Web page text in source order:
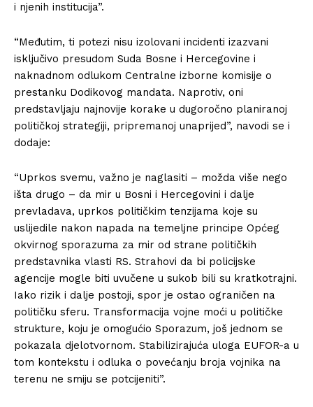
i njenih institucija”.
“Međutim, ti potezi nisu izolovani incidenti izazvani
isključivo presudom Suda Bosne i Hercegovine i
naknadnom odlukom Centralne izborne komisije o
prestanku Dodikovog mandata. Naprotiv, oni
predstavljaju najnovije korake u dugoročno planiranoj
političkoj strategiji, pripremanoj unaprijed”, navodi se i
dodaje:
“Uprkos svemu, važno je naglasiti – možda više nego
išta drugo – da mir u Bosni i Hercegovini i dalje
prevladava, uprkos političkim tenzijama koje su
uslijedile nakon napada na temeljne principe Općeg
okvirnog sporazuma za mir od strane političkih
predstavnika vlasti RS. Strahovi da bi policijske
agencije mogle biti uvučene u sukob bili su kratkotrajni.
Iako rizik i dalje postoji, spor je ostao ograničen na
političku sferu. Transformacija vojne moći u političke
strukture, koju je omogućio Sporazum, još jednom se
pokazala djelotvornom. Stabilizirajuća uloga EUFOR-a u
tom kontekstu i odluka o povećanju broja vojnika na
terenu ne smiju se potcijeniti”.